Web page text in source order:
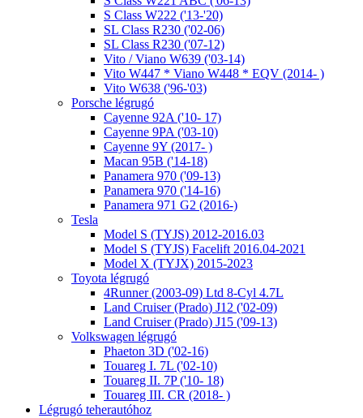
S Class W222 ('13-'20)
SL Class R230 ('02-06)
SL Class R230 ('07-12)
Vito / Viano W639 ('03-14)
Vito W447 * Viano W448 * EQV (2014- )
Vito W638 ('96-'03)
Porsche légrugó
Cayenne 92A ('10- 17)
Cayenne 9PA ('03-10)
Cayenne 9Y (2017- )
Macan 95B ('14-18)
Panamera 970 ('09-13)
Panamera 970 ('14-16)
Panamera 971 G2 (2016-)
Tesla
Model S (TYJS) 2012-2016.03
Model S (TYJS) Facelift 2016.04-2021
Model X (TYJX) 2015-2023
Toyota légrugó
4Runner (2003-09) Ltd 8-Cyl 4.7L
Land Cruiser (Prado) J12 ('02-09)
Land Cruiser (Prado) J15 ('09-13)
Volkswagen légrugó
Phaeton 3D ('02-16)
Touareg I. 7L ('02-10)
Touareg II. 7P ('10- 18)
Touareg III. CR (2018- )
Légrugó teherautóhoz